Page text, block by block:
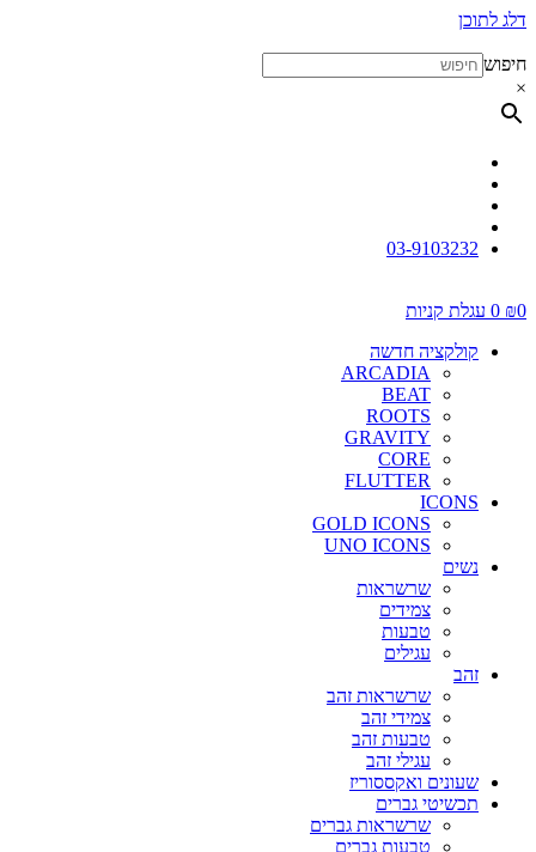
דלג לתוכן
חיפוש
×
03-9103232
₪0
0 עגלת קניות
קולקציה חדשה
ARCADIA
BEAT
ROOTS
GRAVITY
CORE
FLUTTER
ICONS
GOLD ICONS
UNO ICONS
נשים
שרשראות
צמידים
טבעות
עגילים
זהב
שרשראות זהב
צמידי זהב
טבעות זהב
עגילי זהב
שעונים ואקססוריז
תכשיטי גברים
שרשראות גברים
טבעות גברים